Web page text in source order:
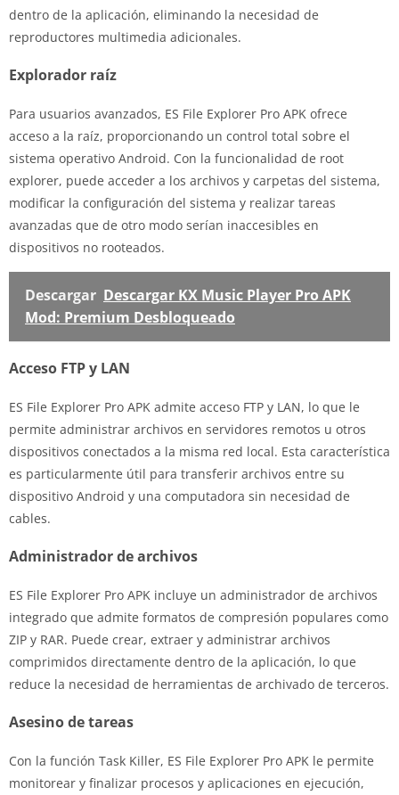
dentro de la aplicación, eliminando la necesidad de
reproductores multimedia adicionales.
Explorador raíz
Para usuarios avanzados, ES File Explorer Pro APK ofrece
acceso a la raíz, proporcionando un control total sobre el
sistema operativo Android. Con la funcionalidad de root
explorer, puede acceder a los archivos y carpetas del sistema,
modificar la configuración del sistema y realizar tareas
avanzadas que de otro modo serían inaccesibles en
dispositivos no rooteados.
Descargar Descargar KX Music Player Pro APK
Mod: Premium Desbloqueado
Acceso FTP y LAN
ES File Explorer Pro APK admite acceso FTP y LAN, lo que le
permite administrar archivos en servidores remotos u otros
dispositivos conectados a la misma red local. Esta característica
es particularmente útil para transferir archivos entre su
dispositivo Android y una computadora sin necesidad de
cables.
Administrador de archivos
ES File Explorer Pro APK incluye un administrador de archivos
integrado que admite formatos de compresión populares como
ZIP y RAR. Puede crear, extraer y administrar archivos
comprimidos directamente dentro de la aplicación, lo que
reduce la necesidad de herramientas de archivado de terceros.
Asesino de tareas
Con la función Task Killer, ES File Explorer Pro APK le permite
monitorear y finalizar procesos y aplicaciones en ejecución,